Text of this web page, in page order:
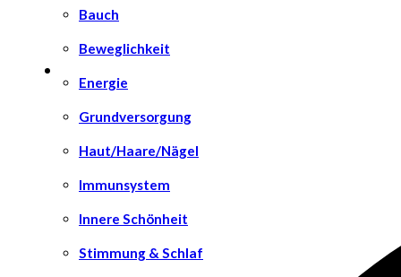
Bauch
Beweglichkeit
Energie
Grundversorgung
Haut/Haare/Nägel
Immunsystem
Innere Schönheit
Stimmung & Schlaf